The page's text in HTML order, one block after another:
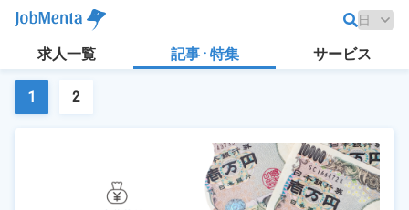
求人一覧 記事 · 特集 サービス
1 2